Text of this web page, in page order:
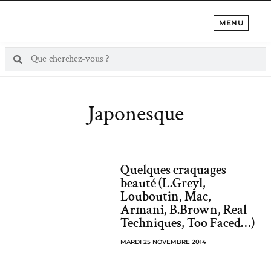
MENU
Japonesque
Quelques craquages
beauté (L.Greyl,
Louboutin, Mac,
Armani, B.Brown, Real
Techniques, Too Faced…)
MARDI 25 NOVEMBRE 2014